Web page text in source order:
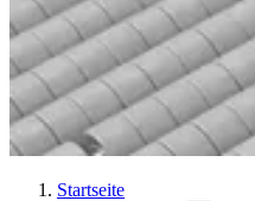
Startseite